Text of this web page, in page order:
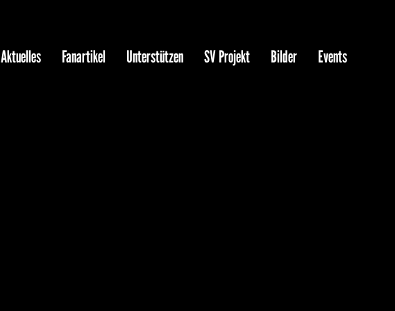
Aktuelles Fanartikel Unterstützen SV Projekt Bilder Events